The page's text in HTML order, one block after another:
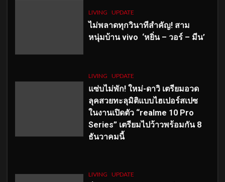
LIVING UPDATE
ไม่พลาดทุกวินาทีสำคัญ! สาม
หนุ่มบ้าน vivo ‘หยิ่น – วอร์ – มีน’
LIVING UPDATE
แซ่บไม่พัก! ใหม่-ดาวิ เตรียมอวด
ลุคสวยทะลุมิติแบบไฮเปอร์สเปซ
ในงานเปิดตัว “realme 10 Pro
Series” เตรียมไปว้าวพร้อมกัน 8
ธันวาคมนี้
LIVING UPDATE